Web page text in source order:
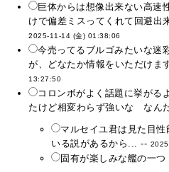
巨体からは想像出来ない高速
けで偏差ミスってくれて回避出
2025-11-14 (金) 01:38:06
今売ってるブルゴみたいな迷
が、どなたか情報をいただけ
13:27:50
コロンボがよく話題に挙がる
たけど相変わらず強いな なん
マルセイユ君は見た目
いる説があるから... --
固有が楽しみな艦の一つ